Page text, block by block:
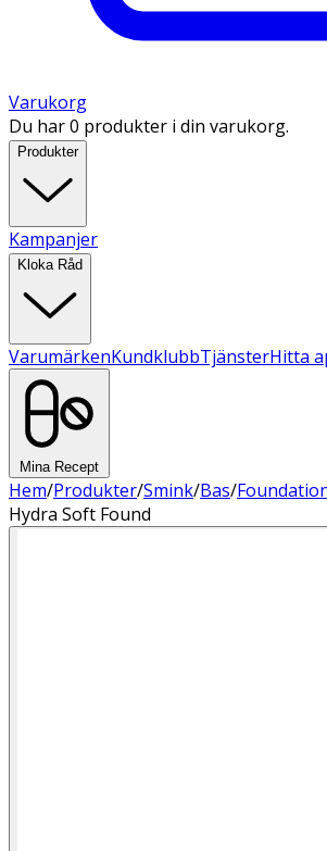
Varukorg
Du har 0 produkter i din varukorg.
Produkter
Kampanjer
Kloka Råd
VarumärkenKundklubbTjänsterHitta
Mina Recept
Hem/Produkter/Smink/Bas/
Hydra Soft Found